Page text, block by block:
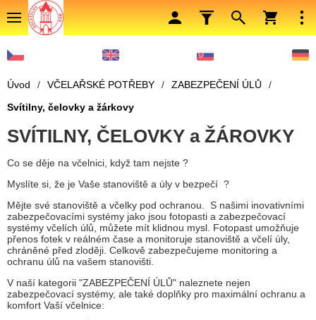
Úvod / VČELAŘSKÉ POTŘEBY / ZABEZPEČENÍ ÚLŮ
/
Svítilny, čelovky a žárkovy
SVÍTILNY, ČELOVKY a ŽÁROVKY
Co se děje na včelnici, když tam nejste ?
Myslíte si, že je Vaše stanoviště a úly v bezpečí ?
Mějte své stanoviště a včelky pod ochranou. S našimi inovativními
zabezpečovacími systémy jako jsou fotopasti a zabezpečovací
systémy včelích úlů, můžete mít klidnou mysl. Fotopast umožňuje
přenos fotek v reálném čase a monitoruje stanoviště a včelí úly,
chráněné před zloději. Celkově zabezpečujeme monitoring a
ochranu úlů na vašem stanovišti.
V naší kategorii "ZABEZPEČENÍ ÚLŮ" naleznete nejen
zabezpečovací systémy, ale také doplňky pro maximální ochranu a
komfort Vaší včelnice: